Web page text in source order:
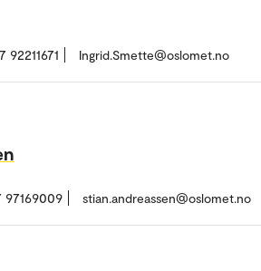
92211671 Ingrid.Smette@oslomet.no
97169009 stian.andreassen@oslomet.no